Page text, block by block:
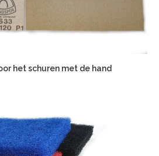
het schuren met de hand